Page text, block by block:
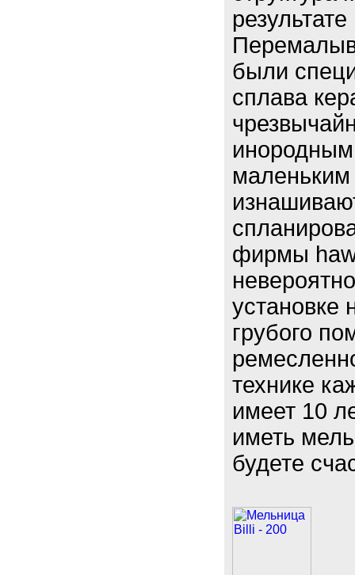
были
сплава
фирмы
установке
грубого
технике
имеет 10
иметь
будете